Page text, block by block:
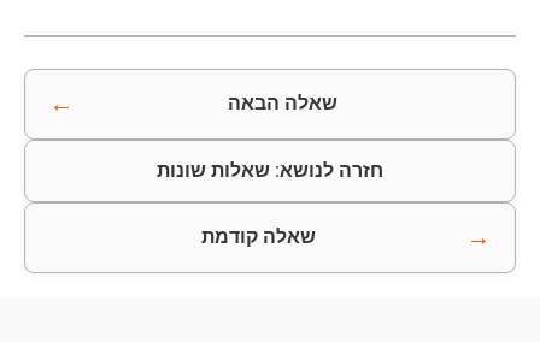
שאלה הבאה ←
חזרה לנושא: שאלות שונות
→ שאלה קודמת